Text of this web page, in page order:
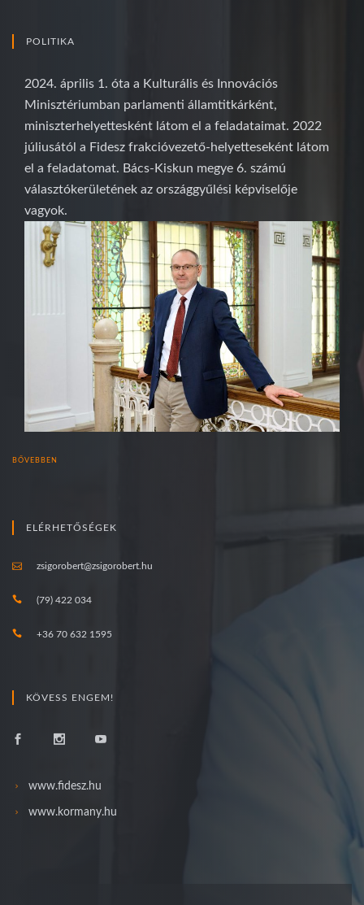
POLITIKA
2024. április 1. óta a Kulturális és Innovációs
Minisztériumban parlamenti államtitkárként,
miniszterhelyettesként látom el a feladataimat. 2022
júliusától a Fidesz frakcióvezető-helyetteseként látom
el a feladatomat. Bács-Kiskun megye 6. számú
választókerületének az országgyűlési képviselője
vagyok.
BŐVEBBEN
ELÉRHETŐSÉGEK
zsigorobert@zsigorobert.hu
(79) 422 034
+36 70 632 1595
KÖVESS ENGEM!
www.fidesz.hu
www.kormany.hu